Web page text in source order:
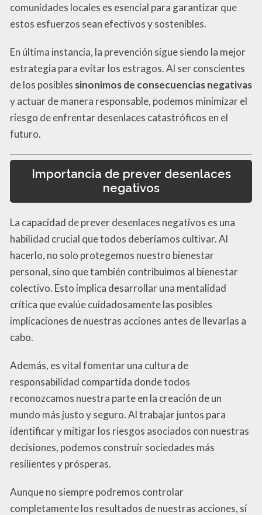
comunidades locales es esencial para garantizar que
estos esfuerzos sean efectivos y sostenibles.
En última instancia, la prevención sigue siendo la mejor
estrategia para evitar los estragos. Al ser conscientes
de los posibles sinonimos de consecuencias negativas
y actuar de manera responsable, podemos minimizar el
riesgo de enfrentar desenlaces catastróficos en el
futuro.
Importancia de prever desenlaces
negativos
La capacidad de prever desenlaces negativos es una
habilidad crucial que todos deberíamos cultivar. Al
hacerlo, no solo protegemos nuestro bienestar
personal, sino que también contribuimos al bienestar
colectivo. Esto implica desarrollar una mentalidad
crítica que evalúe cuidadosamente las posibles
implicaciones de nuestras acciones antes de llevarlas a
cabo.
Además, es vital fomentar una cultura de
responsabilidad compartida donde todos
reconozcamos nuestra parte en la creación de un
mundo más justo y seguro. Al trabajar juntos para
identificar y mitigar los riesgos asociados con nuestras
decisiones, podemos construir sociedades más
resilientes y prósperas.
Aunque no siempre podremos controlar
completamente los resultados de nuestras acciones, sí